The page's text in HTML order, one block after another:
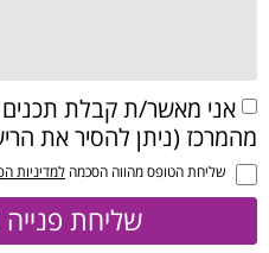
אני מאשר/ת קבלת תכנים
מהמרכז (ניתן להסיר את
שליחת הטופס מהווה הסכמה למדיניות
שליחת